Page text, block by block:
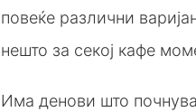
повеќе различни
нешто за секој кафе
Има денови што